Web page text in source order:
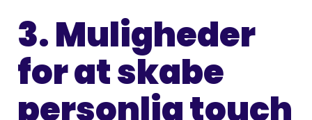
3. Muligheder
for at skabe
personlig touch